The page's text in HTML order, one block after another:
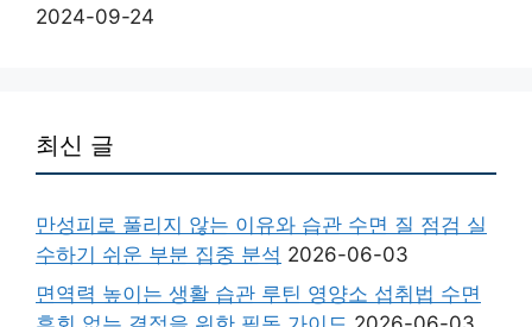
2024-09-24
최신 글
만성피로 풀리지 않는 이유와 습관 수면 질 점검 실
수하기 쉬운 부분 집중 분석 2026-06-03
면역력 높이는 생활 습관 루틴 영양소 섭취법 수면